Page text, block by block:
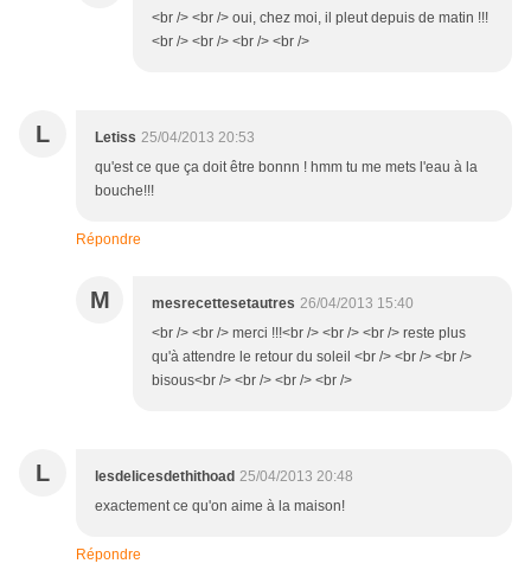
<br /> <br /> oui, chez moi, il pleut depuis de matin !!!
<br /> <br /> <br /> <br />
L Letiss 25/04/2013 20:53
qu'est ce que ça doit être bonnn ! hmm tu me mets l'eau à la
bouche!!!
Répondre
M mesrecettesetautres 26/04/2013 15:40
<br /> <br /> merci !!!<br /> <br /> <br /> reste plus
qu'à attendre le retour du soleil <br /> <br /> <br />
bisous<br /> <br /> <br /> <br />
L lesdelicesdethithoad 25/04/2013 20:48
exactement ce qu'on aime à la maison!
Répondre